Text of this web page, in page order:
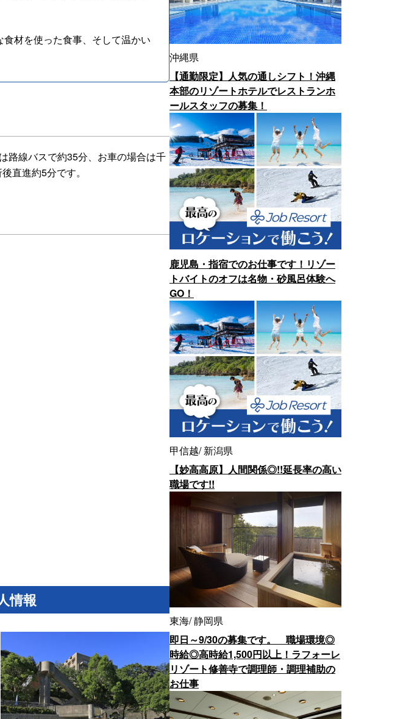
材を使った食事、そして温かい
路線バスで約35分、お車の場合は千
直進約5分です。
情報
沖縄県
【通勤限定】人気の通しシフト！沖縄
本部のリゾートホテルでレストランホ
ールスタッフの募集！
鹿児島・指宿でのお仕事です！リゾー
トバイトのオフは名物・砂風呂体験へ
GO！
甲信越 新潟県
【妙高高原】人間関係◎!!延長率の高い
職場です!!
東海 静岡県
即日～9/30の募集です。 職場環境◎
時給◎高時給1,500円以上！ラフォーレ
リゾート修善寺で調理師・調理補助の
お仕事